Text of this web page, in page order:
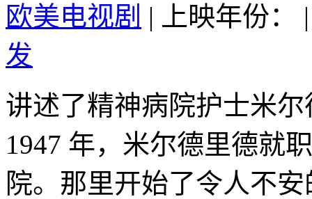
欧美电视剧 | 上映年份：
|
发
讲述了精神病院护士米
1947 年，米尔德里德就
院。那里开始了令人不